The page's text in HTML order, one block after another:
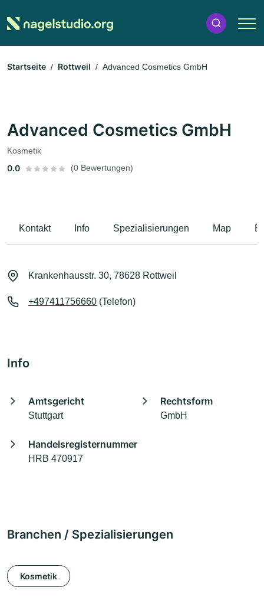
Startseite Rottweil Advanced Cosmetics GmbH
Advanced Cosmetics GmbH
Kosmetik
0.0 (0 Bewertungen)
Kontakt Info Spezialisierungen Map
Krankenhausstr. 30, 78628 Rottweil
+497411756660 (Telefon)
Info
Amtsgericht
Stuttgart
Rechtsform
GmbH
Handelsregisternummer
HRB 470917
Branchen / Spezialisierungen
Kosmetik